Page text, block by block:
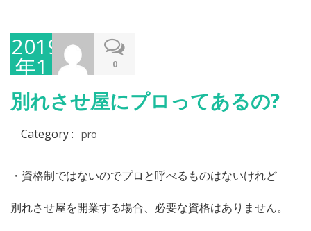
2019
年1
月
10
日
0
別れさせ屋にプロってあるの?
Category : pro
・資格制ではないのでプロと呼べるものはないけれど
別れさせ屋を開業する場合、必要な資格はありません。